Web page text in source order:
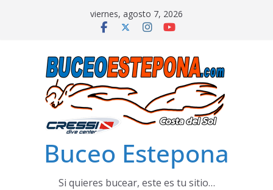
viernes, agosto 7, 2026
Buceo Estepona
Si quieres bucear, este es tu sitio…